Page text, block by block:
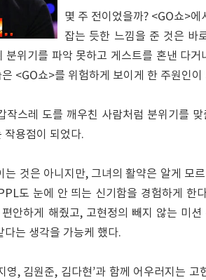
몇 주 전이었을까? <GO쇼>
잡는 듯한 느낌을 준 것은 바
분위기를 파악 못하고 게스트를 혼낸 다
<GO쇼>를 위험하게 보이게 한 주원인이
작스레 도를 깨우친 사람처럼 분위기를
작용점이 되었다.
것은 아니지만, 그녀의 활약은 알게 모
도 눈에 안 띄는 신기함을 경험하게 한
안하게 해줬고, 고현정의 빼지 않는 미션
다는 생각을 가능케 했다.
영, 김원준, 김다현’과 함께 어우러지는 고